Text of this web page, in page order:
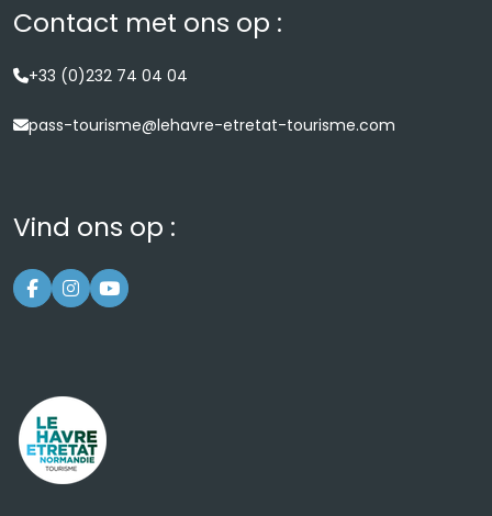
Contact met ons op :
+33 (0)232 74 04 04
pass-tourisme@lehavre-etretat-tourisme.com
Vind ons op :